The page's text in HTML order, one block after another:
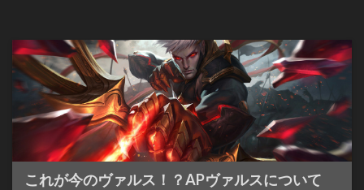
これが今のヴァルス！？APヴァルスについて